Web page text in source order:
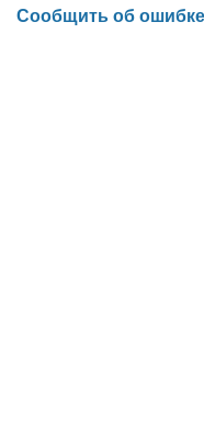
Сообщить об ошибке